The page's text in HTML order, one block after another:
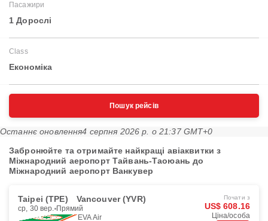
Пасажири
1 Дорослі
Class
Економіка
Пошук рейсів
Останнє оновлення4 серпня 2026 р. о 21:37 GMT+0
Забронюйте та отримайте найкращі авіаквитки з
Міжнародний аеропорт Тайвань-Таоюань до
Міжнародний аеропорт Ванкувер
Taipei (TPE) Vancouver (YVR)
ср, 30 вер. Прямий
EVA Air
Почати з
US$ 608.16
Ціна/особа